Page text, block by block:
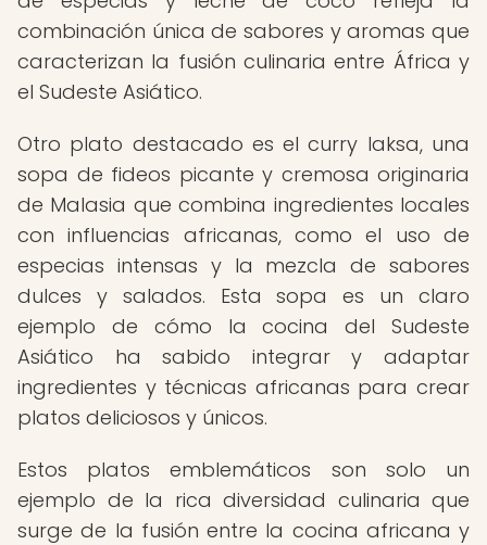
combinación única de sabores y aromas que
caracterizan la fusión culinaria entre África y
el Sudeste Asiático.
Otro plato destacado es el curry laksa, una
sopa de fideos picante y cremosa originaria
de Malasia que combina ingredientes locales
con influencias africanas, como el uso de
especias intensas y la mezcla de sabores
dulces y salados. Esta sopa es un claro
ejemplo de cómo la cocina del Sudeste
Asiático ha sabido integrar y adaptar
ingredientes y técnicas africanas para crear
platos deliciosos y únicos.
Estos platos emblemáticos son solo un
ejemplo de la rica diversidad culinaria que
surge de la fusión entre la cocina africana y